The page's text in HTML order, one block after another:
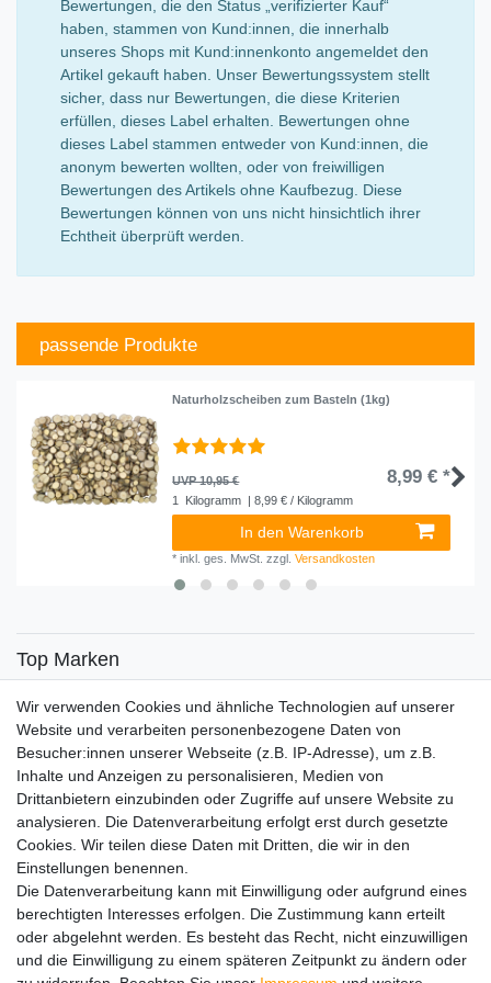
Bewertungen, die den Status „verifizierter Kauf“
haben, stammen von Kund:innen, die innerhalb
unseres Shops mit Kund:innenkonto angemeldet den
Artikel gekauft haben. Unser Bewertungssystem stellt
sicher, dass nur Bewertungen, die diese Kriterien
erfüllen, dieses Label erhalten. Bewertungen ohne
dieses Label stammen entweder von Kund:innen, die
anonym bewerten wollten, oder von freiwilligen
Bewertungen des Artikels ohne Kaufbezug. Diese
Bewertungen können von uns nicht hinsichtlich ihrer
Echtheit überprüft werden.
passende Produkte
Naturholzscheiben zum Basteln (1kg)
UVP 10,95 € 8,99 € *
1 Kilogramm | 8,99 € / Kilogramm
In den Warenkorb
*inkl. ges. MwSt. zzgl.Versandkosten
Top Marken
Top Themen
Adventskalender
Service
Versandinfos
FAQ
Ersatzteile
Registrieren
Wir versenden mit
Wir verwenden Cookies und ähnliche Technologien auf unserer
Website und verarbeiten personenbezogene Daten von
Besucher:innen unserer Webseite (z.B. IP-Adresse), um z.B.
Inhalte und Anzeigen zu personalisieren, Medien von
Drittanbietern einzubinden oder Zugriffe auf unsere Website zu
analysieren. Die Datenverarbeitung erfolgt erst durch gesetzte
Cookies. Wir teilen diese Daten mit Dritten, die wir in den
Einstellungen benennen.
Die Datenverarbeitung kann mit Einwilligung oder aufgrund eines
berechtigten Interesses erfolgen. Die Zustimmung kann erteilt
oder abgelehnt werden. Es besteht das Recht, nicht einzuwilligen
und die Einwilligung zu einem späteren Zeitpunkt zu ändern oder